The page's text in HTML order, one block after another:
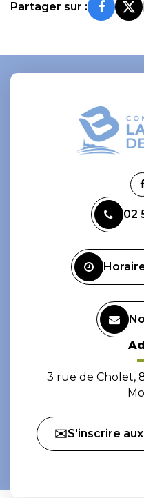
Partager sur :
02
3 rue de Cholet,
✉️S'inscrire